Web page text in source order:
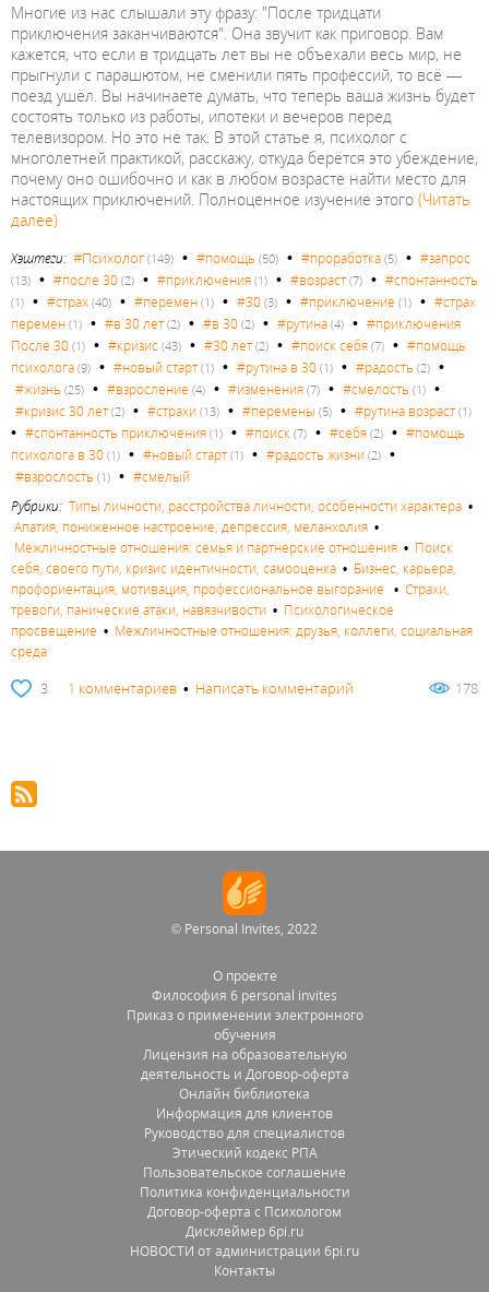
Многие из нас слышали эту фразу: "После тридцати
приключения заканчиваются". Она звучит как приговор. Вам
кажется, что если в тридцать лет вы не объехали весь мир, не
прыгнули с парашютом, не сменили пять профессий, то всё —
поезд ушёл. Вы начинаете думать, что теперь ваша жизнь будет
состоять только из работы, ипотеки и вечеров перед
телевизором. Но это не так. В этой статье я, психолог с
многолетней практикой, расскажу, откуда берётся это убеждение,
почему оно ошибочно и как в любом возрасте найти место для
настоящих приключений. Полноценное изучение этого (Читать
далее)
Хэштеги: #Психолог(149) • #помощь (50) • #проработка (5) • #запрос
(13) • #после 30 (2) • #приключения (1) • #возраст(7) • #спонтанность
(1) • #страх (40) • #перемен (1) • #30 (3) • #приключение (1) • #страх
перемен (1) • #в 30 лет(2) • #в 30 (2) • #рутина (4) • #приключения
После 30 (1) • #кризис (43) • #30 лет(2) • #поиск себя (7) • #помощь
психолога (9) • #новый старт(1) • #рутина в 30 (1) • #радость (2) •
#жизнь (25) • #взросление (4) • #изменения (7) • #смелость (1) •
#кризис 30 лет(2) • #страхи (13) • #перемены (5) • #рутина возраст(1)
• #спонтанность приключения (1) • #поиск (7) • #себя (2) • #помощь
психолога в 30 (1) • #новый старт(1) • #радость жизни (2) •
#взрослость (1) • #смелый
Рубрики: Типы личности, расстройства личности, особенности характера •
Апатия, пониженное настроение, депрессия, меланхолия •
Межличностные отношения: семья и партнерские отношения • Поиск
себя, своего пути, кризис идентичности, самооценка • Бизнес, карьера,
профориентация, мотивация, профессиональное выгорание • Страхи,
тревоги, панические атаки, навязчивости • Психологическое
просвещение • Межличностные отношения: друзья, коллеги, социальная
среда
3 1 комментариев • Написать комментарий 178
© Personal Invites, 2022
О проекте
Философия 6 personal invites
Приказ о применении электронного
обучения
Лицензия на образовательную
деятельность и Договор-оферта
Онлайн библиотека
Информация для клиентов
Руководство для специалистов
Этический кодекс РПА
Пользовательское соглашение
Политика конфиденциальности
Договор-оферта с Психологом
Дисклеймер 6pi.ru
НОВОСТИ от администрации 6pi.ru
Контакты